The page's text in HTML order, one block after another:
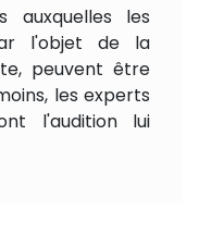
auxquelles les
l'objet de la
peuvent être
les experts
l'audition lui